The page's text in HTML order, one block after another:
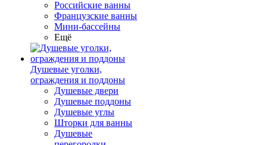
Российские ванны
Французские ванны
Мини-бассейны
Ещё
Душевые уголки,
ограждения и поддоны
Душевые двери
Душевые поддоны
Душевые углы
Шторки для ванны
Душевые